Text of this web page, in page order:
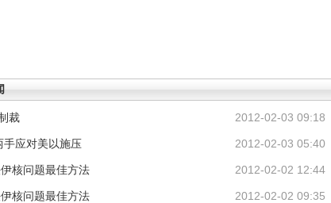
2012-02-03 09:18
裁
2012-02-03 05:40
手应对美以施压
2012-02-02 12:44
核问题最佳方法
2012-02-02 09:35
核问题最佳方法